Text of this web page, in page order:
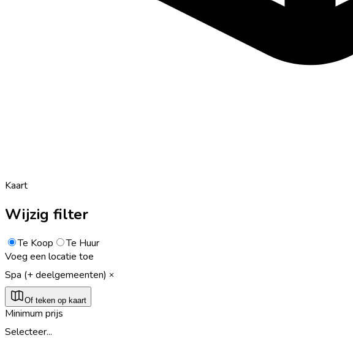
Kaart
Wijzig filter
Te Koop
Te Huur
Voeg een locatie toe
Spa (+ deelgemeenten)
Of teken op kaart
Minimum prijs
Selecteer...